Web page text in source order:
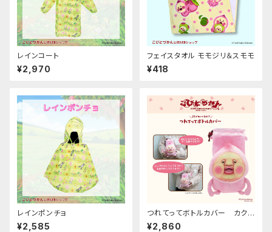
レインコート
¥2,970
フェイスタオル モモジリ＆スモモ
¥418
レインポンチョ
¥2,585
つれてってボトルカバー カクレ
モモジリ
¥2,860